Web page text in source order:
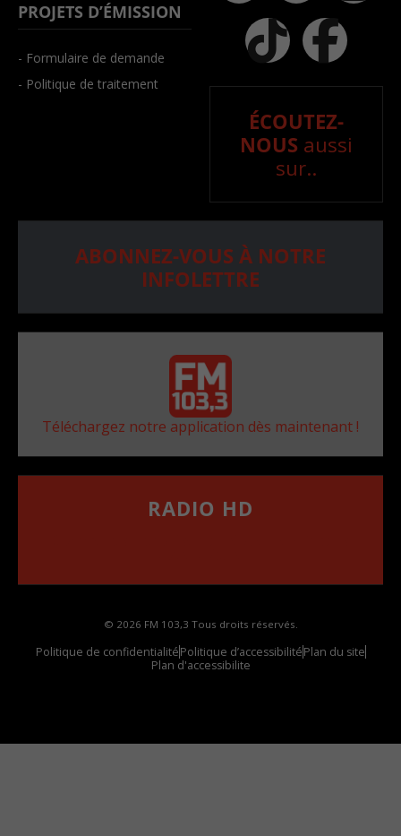
PROJETS D’ÉMISSION
- Formulaire de demande
- Politique de traitement
ÉCOUTEZ-
NOUS aussi
sur..
ABONNEZ-VOUS À NOTRE
INFOLETTRE
Téléchargez notre application dès maintenant !
RADIO HD
© 2026 FM 103,3 Tous droits réservés.
Politique de confidentialitéPolitique d’accessibilitéPlan du site
Plan d'accessibilite